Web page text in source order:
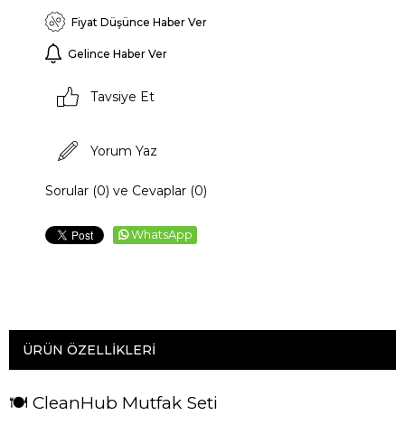
Fiyat Düşünce Haber Ver
Gelince Haber Ver
Tavsiye Et
Yorum Yaz
Sorular (0) ve Cevaplar (0)
WhatsApp
ÜRÜN ÖZELLIKLERI
🍽️ CleanHub Mutfak Seti